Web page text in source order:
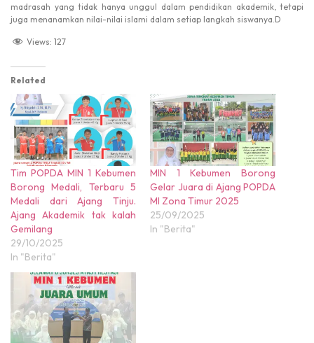
madrasah yang tidak hanya unggul dalam pendidikan akademik, tetapi
juga menanamkan nilai-nilai islami dalam setiap langkah siswanya.D
Views: 127
Related
Tim POPDA MIN 1 Kebumen
Borong Medali, Terbaru 5
Medali dari Ajang Tinju.
Ajang Akademik tak kalah
Gemilang
29/10/2025
In "Berita"
MIN 1 Kebumen Borong
Gelar Juara di Ajang POPDA
MI Zona Timur 2025
25/09/2025
In "Berita"